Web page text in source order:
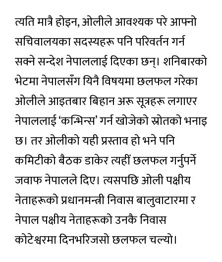
त्यति मात्रै होइन, ओलीले आवश्यक परे आफ्नो
सचिवालयका सदस्यहरू पनि परिवर्तन गर्न
सक्ने सन्देश नेपाललाई दिएका छन्। शनिबारको
भेटमा नेपालसँग यिनै विषयमा छलफल गरेका
ओलीले आइतबार बिहान अरू सूत्रहरू लगाएर
नेपाललाई ‘कन्भिन्स’ गर्न खोजेको स्रोतको भनाइ
छ। तर ओलीको यही प्रस्ताव हो भने पनि
कमिटीको बैठक डाकेर त्यहीं छलफल गर्नुपर्ने
जवाफ नेपालले दिए। त्यसपछि ओली पक्षीय
नेताहरूको प्रधानमन्त्री निवास बालुवाटारमा र
नेपाल पक्षीय नेताहरूको उनकै निवास
कोटेश्वरमा दिनभरिजसो छलफल चल्यो।